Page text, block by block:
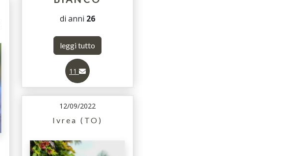
di anni 26
leggi tutto
11
12/09/2022
Ivrea (TO)